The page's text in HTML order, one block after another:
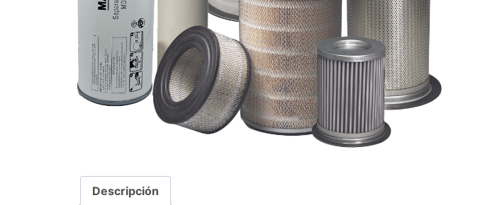
Descripción